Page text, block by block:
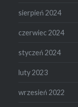
sierpień 2024
czerwiec 2024
styczeń 2024
luty 2023
wrzesień 2022